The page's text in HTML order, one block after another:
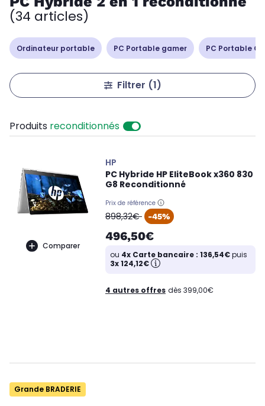
(34 articles)
Ordinateur portable PC Portable gamer PC Portable
Filtrer (1)
Produits reconditionnés
Comparer
HP
PC Hybride HP EliteBook x360 830
G8 Reconditionné
Prix de référence
oldPrice
898,32€ -45%
496,50€
ou 4x Carte bancaire : 136,54€puis
3x 124,12€
4 autres offres dès 399,00€
Grande BRADERIE